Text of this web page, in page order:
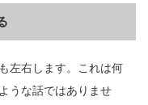
左右します。これは何
うな話ではありませ